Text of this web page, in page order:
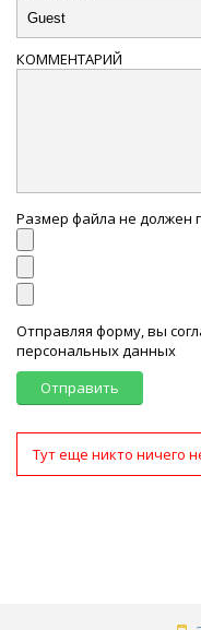
КОММЕНТАРИЙ
Размер файла не должен
Отправляя форму, вы
персональных данных
Отправить
Тут еще никто ничего